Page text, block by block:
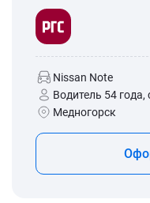
Nissan Note
Водитель 54 года,
Медногорск